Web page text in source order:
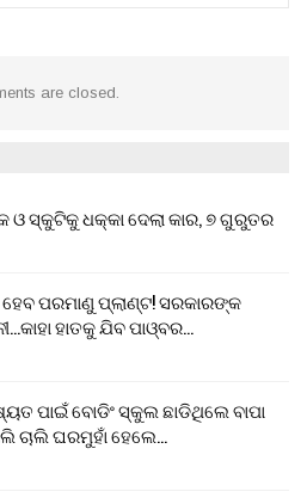
are closed.
ଓ ସ୍କୁଟିକୁ ଧକ୍କା ଦେଲା କାର, ୭ ଗୁରୁତର
ହେବ ପରମାଣୁ ପ୍ଲାଣ୍ଟ! ସରକାରଙ୍କ
ହାତକୁ ଯିବ ପାଓ୍ବର…
ପାଇଁ ବୋଡିଂ ସ୍କୁଲ ଛାଡିଥିଲେ ବାପା
ଚାଲି ଘରମୁହାଁ ହେଲେ…